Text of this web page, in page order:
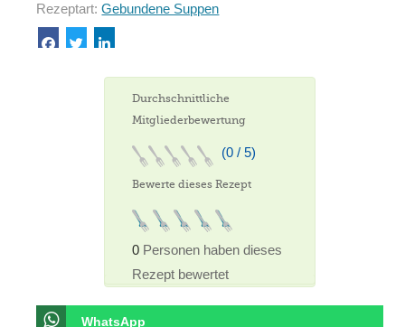
Rezeptart:Gebundene Suppen
Durchschnittliche
Mitgliederbewertung
(0 / 5)
Bewerte dieses Rezept
0 Personen haben dieses
Rezept bewertet
WhatsApp